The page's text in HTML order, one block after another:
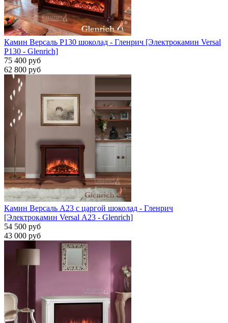
Камин Версаль P130 шоколад - Гленрич [Электрокамин Versal
P130 - Glenrich]
75 400 руб
62 800 руб
Камин Версаль A23 с царгой шоколад - Гленрич
[Электрокамин Versal А23 - Glenrich]
54 500 руб
43 000 руб